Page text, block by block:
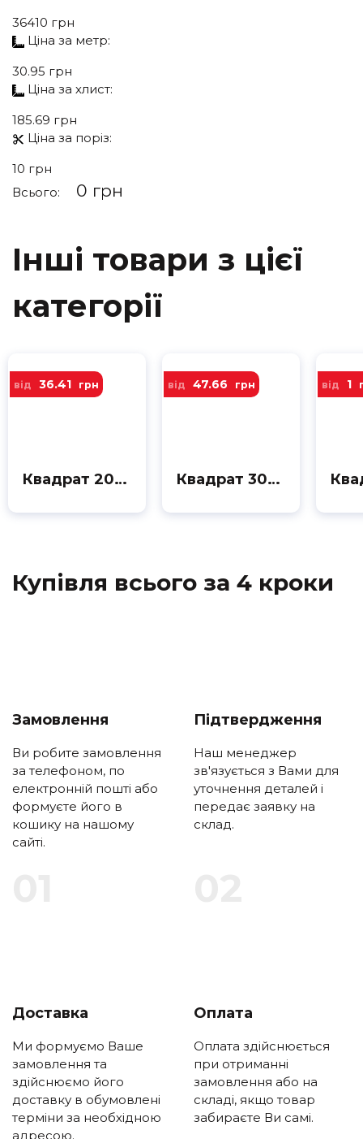
36410 грн
Ціна за метр:
30.95 грн
Ціна за хлист:
185.69 грн
Ціна за поріз:
10 грн
Всього:
0 грн
Інші товари з цієї
категорії
від 36.41 грн
Квадрат 20х20
від 47.66 грн
Квадрат 30х30
від 1
Купівля всього за 4 кроки
Замовлення
Ви робите замовлення
за телефоном, по
електронній пошті або
формуєте його в
кошику на нашому
сайті.
Підтвердження
Наш менеджер
зв'язується з Вами для
уточнення деталей і
передає заявку на
склад.
Доставка
Ми формуємо Ваше
замовлення та
здійснюємо його
доставку в обумовлені
терміни за необхідною
адресою.
Оплата
Оплата здійснюється
при отриманні
замовлення або на
складі, якщо товар
забираєте Ви самі.